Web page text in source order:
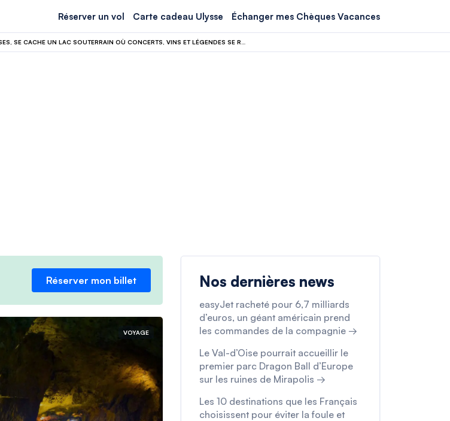
Réserver un vol Carte cadeau Ulysse Échanger mes Chèques Vacances
Réserver mon billet
VOYAGE
Nos dernières news
easyJet racheté pour 6,7 milliards
d’euros, un géant américain prend
les commandes de la compagnie →
Le Val-d’Oise pourrait accueillir le
premier parc Dragon Ball d’Europe
sur les ruines de Mirapolis →
Les 10 destinations que les Français
choisissent pour éviter la foule et